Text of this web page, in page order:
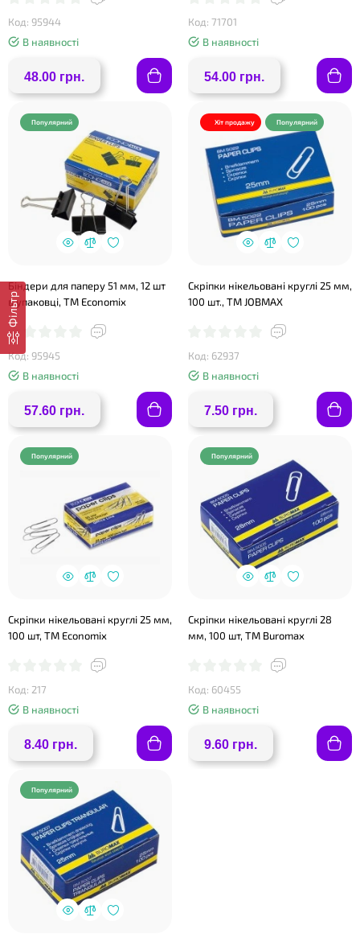
Фільтр
Код: 95944
В наявності
48.00 грн.
Код: 71701
В наявності
54.00 грн.
Популярний
Біндери для паперу 51 мм, 12 шт
в упаковці, ТМ Economix
Код: 95945
В наявності
57.60 грн.
Хіт продажу Популярний
Скріпки нікельовані круглі 25 мм,
100 шт., ТМ JOBMAX
Код: 62937
В наявності
7.50 грн.
Популярний
Скріпки нікельовані круглі 25 мм,
100 шт, ТМ Economix
Код: 217
В наявності
8.40 грн.
Популярний
Скріпки нікельовані круглі 28
мм, 100 шт, ТМ Buromax
Код: 60455
В наявності
9.60 грн.
Популярний